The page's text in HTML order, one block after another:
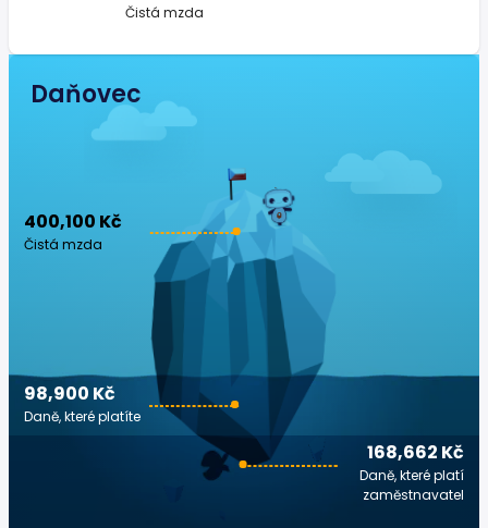
Čistá mzda
Daňovec
400,100 Kč
Čistá mzda
168,662 Kč
Daně, které platí
zaměstnavatel
98,900 Kč
Daně, které platíte